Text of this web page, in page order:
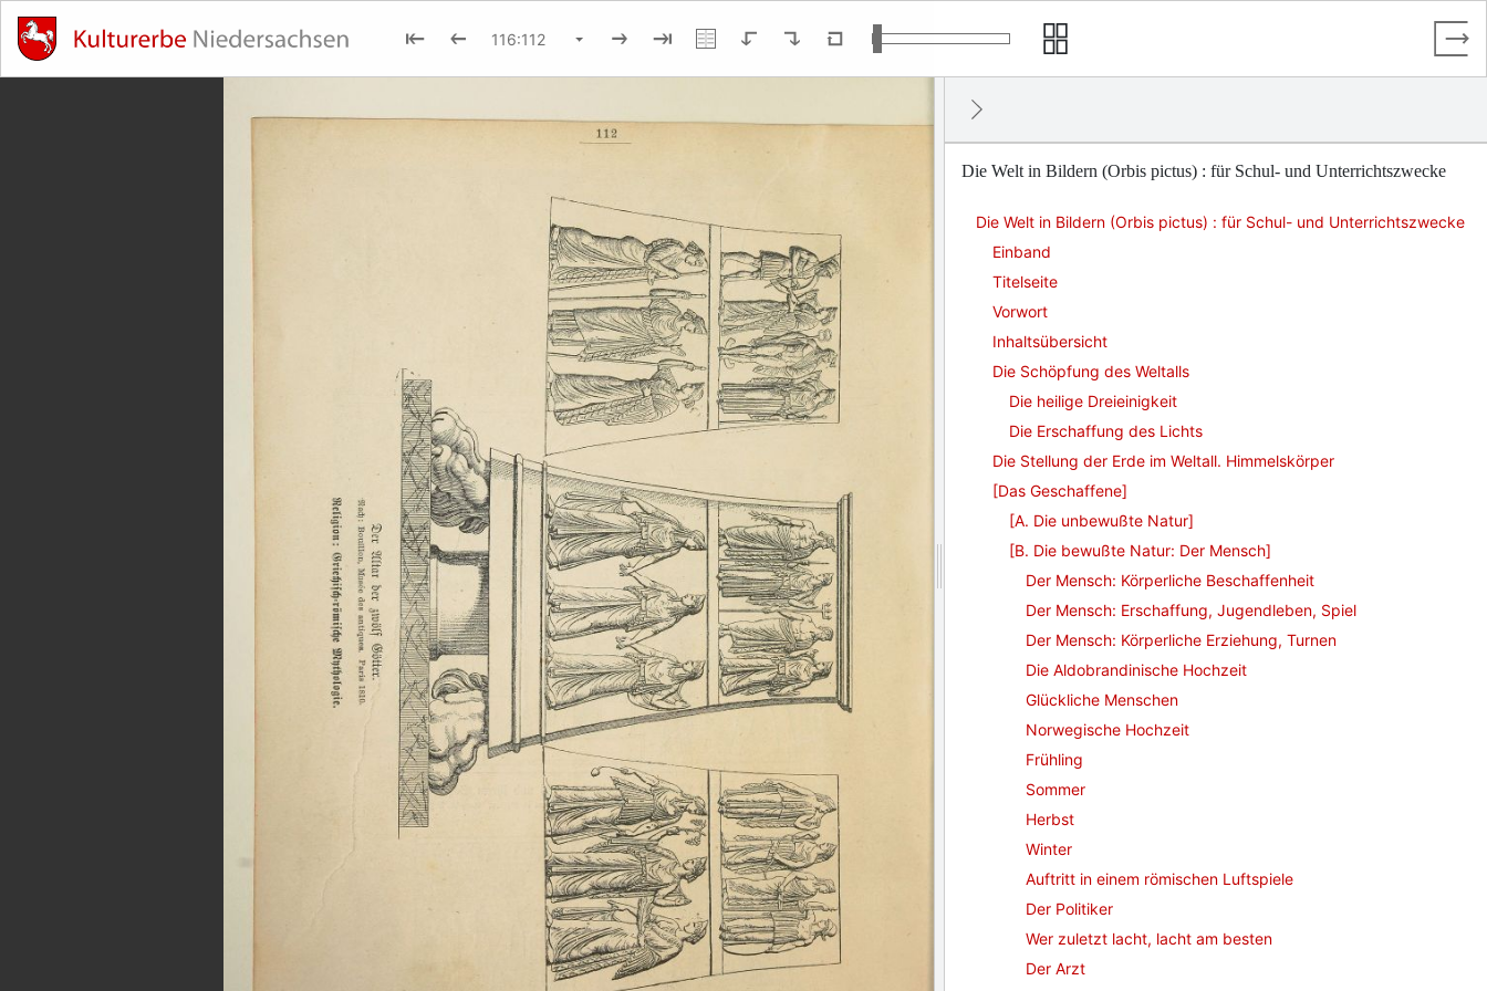
Die Welt in Bildern (Orbis pictus) : für Schul- und Unterrichtszwecke
Die Welt in Bildern (Orbis pictus) : für Schul- und Unterrichtszwecke
Einband
Titelseite
Vorwort
Inhaltsübersicht
Die Schöpfung des Weltalls
Die heilige Dreieinigkeit
Die Erschaffung des Lichts
Die Stellung der Erde im Weltall. Himmelskörper
[Das Geschaffene]
[A. Die unbewußte Natur]
[B. Die bewußte Natur: Der Mensch]
Der Mensch: Körperliche Beschaffenheit
Der Mensch: Erschaffung, Jugendleben, Spiel
Der Mensch: Körperliche Erziehung, Turnen
Die Aldobrandinische Hochzeit
Glückliche Menschen
Norwegische Hochzeit
Frühling
Sommer
Herbst
Winter
Auftritt in einem römischen Luftspiele
Der Politiker
Wer zuletzt lacht, lacht am besten
Der Arzt